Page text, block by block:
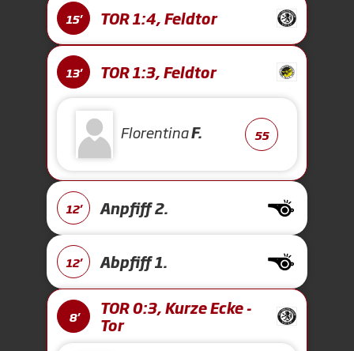
15' TOR 1:4, Feldtor
13' TOR 1:3, Feldtor
FlorentinaF. 55
12' Anpfiff 2.
12' Abpfiff 1.
8'
TOR 0:3, Kurze Ecke -
Tor